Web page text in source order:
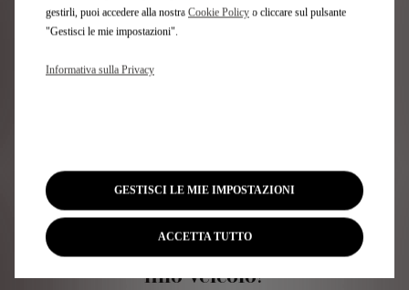
Questo cavo può sopportare una
Qual è il tempo di ricarica del
mio veicolo?
gestirli, puoi accedere alla nostra Cookie Policy o cliccare sul pulsante
"Gestisci le mie impostazioni".
Informativa sulla Privacy
GESTISCI LE MIE IMPOSTAZIONI
ACCETTA TUTTO